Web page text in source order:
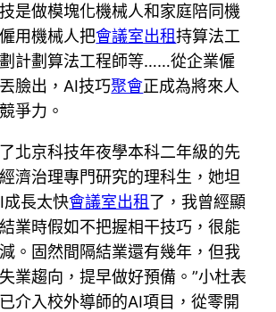
是做模塊化機械人和家庭陪同機
用機械人把會議室出租持算法工
計劃算法工程師等……從企業僱
臉出，AI技巧聚會正成為將來人
爭力。
北京科技年夜學本科二年級的先
濟治理專門研究的理科生，她坦
成長太快會議室出租了，我曾經顯
業時假如不把握相干技巧，很能
。固然間隔結業還有幾年，但我
業趨向，提早做好預備。”小杜表
介入校外導師的AI項目，從零開